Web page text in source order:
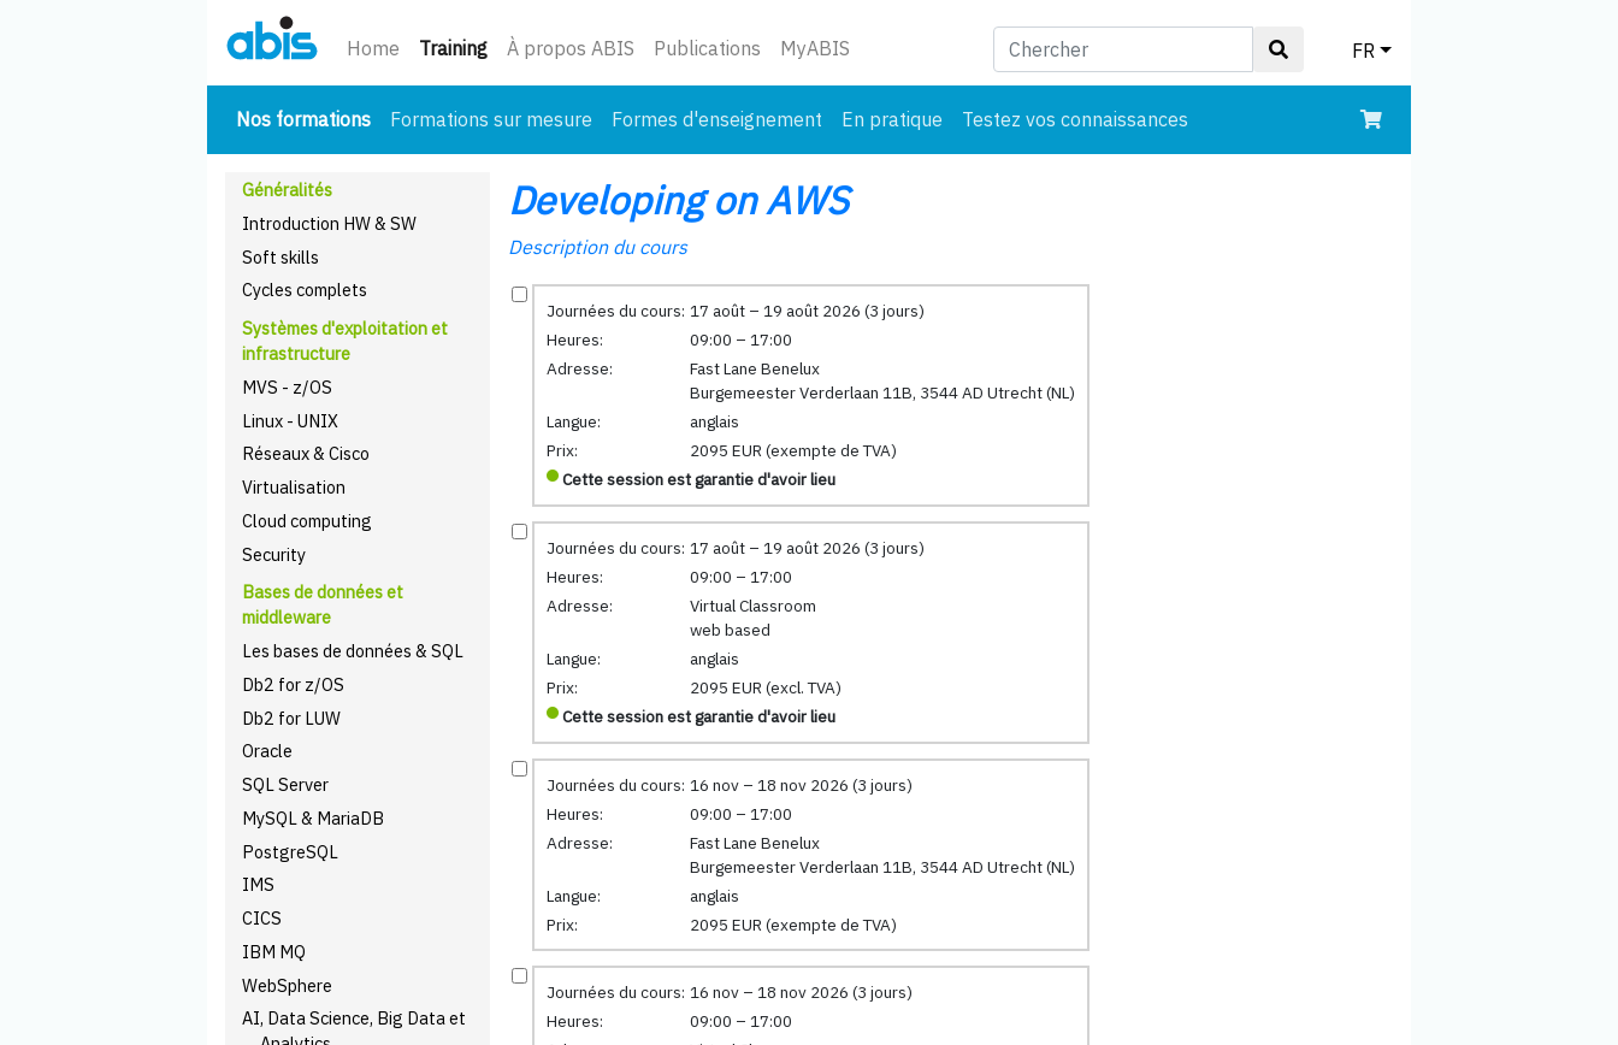
Home Training(courant)
À propos ABIS Publications MyABIS FR
Nos formations(courant)
Formations sur mesure Formes d'enseignement En pratique Testez vos connaissances
Généralités
Introduction HW & SW
Soft skills
Cycles complets
Systèmes d'exploitation et
infrastructure
MVS - z/OS
Linux - UNIX
Réseaux & Cisco
Virtualisation
Cloud computing
Security
Bases de données et
middleware
Les bases de données & SQL
Db2 for z/OS
Db2 for LUW
Oracle
SQL Server
MySQL & MariaDB
PostgreSQL
IMS
CICS
IBM MQ
WebSphere
AI, Data Science, Big Data et
Developing on AWS
Description du cours
Journées du cours: 17 août – 19 août 2026 (3 jours)
Heures:
09:00 – 17:00
Adresse:
Fast Lane Benelux
Burgemeester Verderlaan 11B, 3544 AD Utrecht (NL)
Langue:
anglais
Prix:
2095 EUR (exempte de TVA)
Cette session est garantie d'avoir lieu
Journées du cours: 17 août – 19 août 2026 (3 jours)
Heures:
09:00 – 17:00
Adresse:
Virtual Classroom
web based
Langue:
anglais
Prix:
2095 EUR (excl. TVA)
Cette session est garantie d'avoir lieu
Journées du cours: 16 nov – 18 nov 2026 (3 jours)
Heures:
09:00 – 17:00
Adresse:
Fast Lane Benelux
Burgemeester Verderlaan 11B, 3544 AD Utrecht (NL)
Langue:
anglais
Prix:
2095 EUR (exempte de TVA)
Journées du cours: 16 nov – 18 nov 2026 (3 jours)
Heures:
09:00 – 17:00